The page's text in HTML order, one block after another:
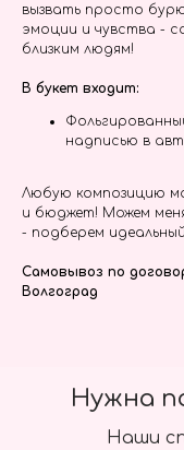
вызвать просто
эмоции и чувства -
близким людям!
В букет входит:
надписью в
Любую композицию
и бюджет! Можем
- подберем
Самовывоз по
Волгоград
Наши
Нужна